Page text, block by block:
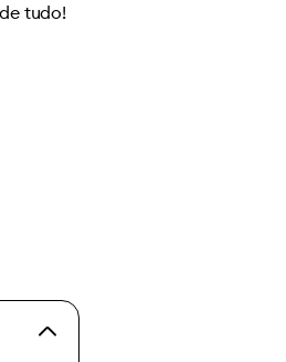
tudo!